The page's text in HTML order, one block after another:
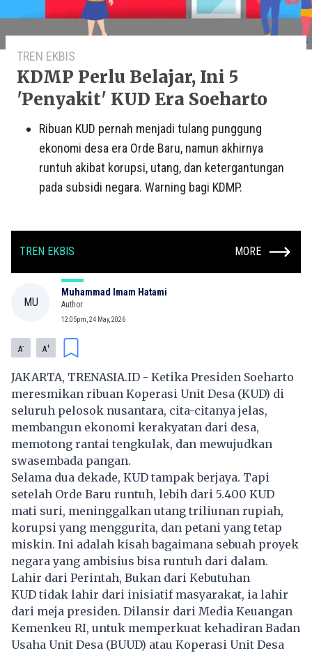
TREN EKBIS
KDMP Perlu Belajar, Ini 5
'Penyakit' KUD Era Soeharto
Ribuan KUD pernah menjadi tulang punggung
ekonomi desa era Orde Baru, namun akhirnya
runtuh akibat korupsi, utang, dan ketergantungan
pada subsidi negara. Warning bagi KDMP.
TREN EKBIS MORE
MU
Muhammad Imam Hatami
Author
12:05pm, 24 May, 2026
A- A+
JAKARTA, TRENASIA.ID - Ketika Presiden Soeharto
meresmikan ribuan Koperasi Unit Desa (KUD) di
seluruh pelosok nusantara, cita-citanya jelas,
membangun ekonomi kerakyatan dari desa,
memotong rantai tengkulak, dan mewujudkan
swasembada pangan.
Selama dua dekade, KUD tampak berjaya. Tapi
setelah Orde Baru runtuh, lebih dari 5.400 KUD
mati suri, meninggalkan utang triliunan rupiah,
korupsi yang menggurita, dan petani yang tetap
miskin. Ini adalah kisah bagaimana sebuah proyek
negara yang ambisius bisa runtuh dari dalam.
Lahir dari Perintah, Bukan dari Kebutuhan
KUD tidak lahir dari inisiatif masyarakat, ia lahir
dari meja presiden. Dilansir dari Media Keuangan
Kemenkeu RI, untuk memperkuat kehadiran Badan
Usaha Unit Desa (BUUD) atau Koperasi Unit Desa